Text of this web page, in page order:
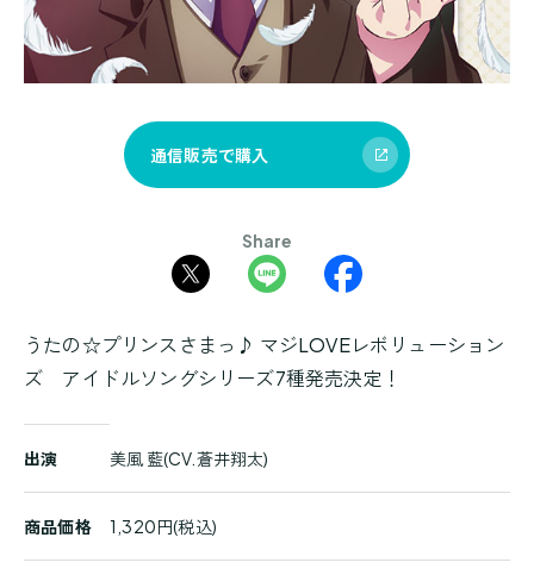
通信販売で購入
Share
うたの☆プリンスさまっ♪ マジLOVEレボリューション
ズ アイドルソングシリーズ7種発売決定！
品
詳
細
出演 美風 藍(CV.蒼井翔太)
商品価格 1,320円(税込)